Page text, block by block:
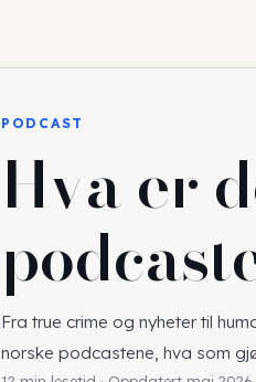
PODCAST
Hva er
Fra true crime og nyheter til
norske podcastene, hva som